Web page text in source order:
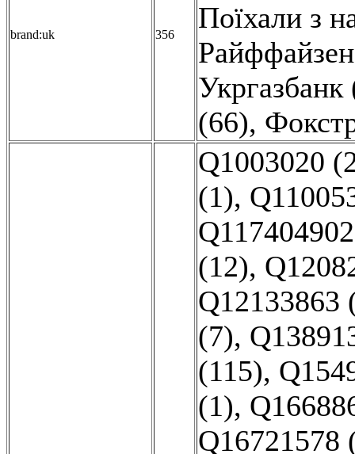
brand:uk 356
Поїхали з
Укргазбанк
(66),
Q1003020
(1),
(12),
Q12133863
(7),
(115),
(1),
Q16721578